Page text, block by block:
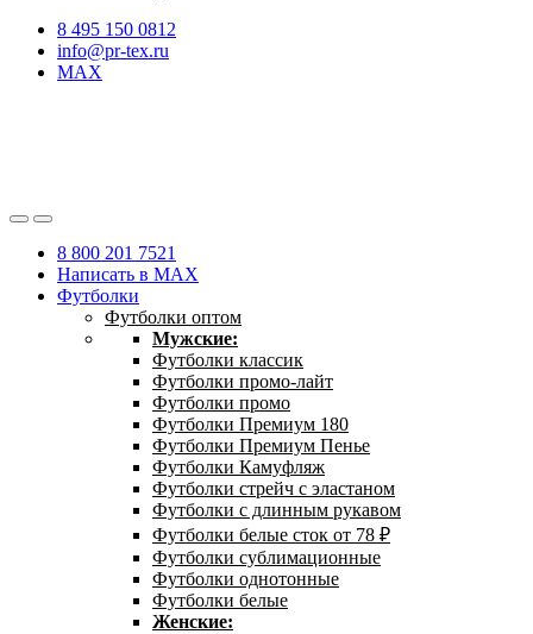
8 495 150 0812
info@pr-tex.ru
MAX
8 800 201 7521
Написать в MAX
Футболки
Футболки оптом
Мужские:
Футболки классик
Футболки промо-лайт
Футболки промо
Футболки Премиум 180
Футболки Премиум Пенье
Футболки Камуфляж
Футболки стрейч с эластаном
Футболки с длинным рукавом
Футболки белые сток от 78 ₽
Футболки сублимационные
Футболки однотонные
Футболки белые
Женские: